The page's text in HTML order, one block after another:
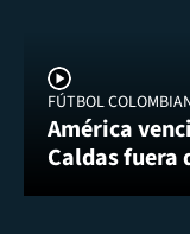
FÚTBOL
América
Caldas fuera